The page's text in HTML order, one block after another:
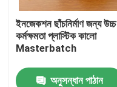
আমাদের সম্পর্কে
কারখানা ভ্রমণ
ইনজেকশন ছাঁচনির্মাণ জন্য উচ্চ
কর্মক্ষমতা প্লাস্টিক কালো
Masterbatch
অনুসন্ধান পাঠান